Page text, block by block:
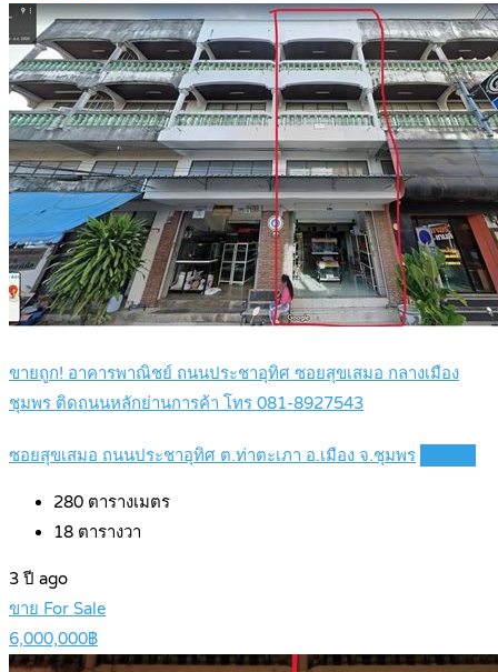
ขายถูก! อาคารพาณิชย์ ถนนประชาอุทิศ ซอยสุขเสมอ กลางเมือง
ชุมพร ติดถนนหลักย่านการค้า โทร 081-8927543
ซอยสุขเสมอ ถนนประชาอุทิศ ต.ท่าตะเภา อ.เมือง จ.ชุมพร
280 ตารางเมตร
18 ตารางวา
3 ปี ago
ขาย For Sale
6,000,000฿